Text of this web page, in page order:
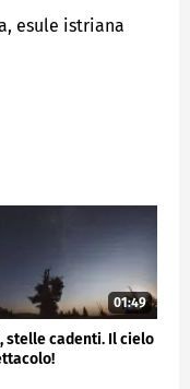
esule istriana
01:49
stelle cadenti. Il cielo